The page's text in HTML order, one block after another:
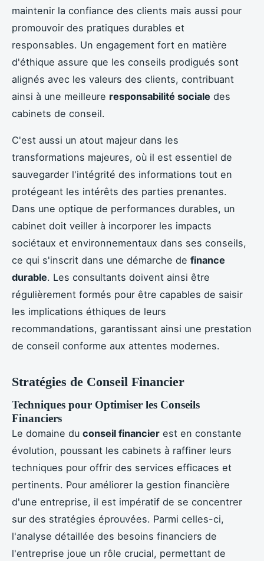
maintenir la confiance des clients mais aussi pour
promouvoir des pratiques durables et
responsables. Un engagement fort en matière
d'éthique assure que les conseils prodigués sont
alignés avec les valeurs des clients, contribuant
ainsi à une meilleure responsabilité sociale des
cabinets de conseil.
C'est aussi un atout majeur dans les
transformations majeures, où il est essentiel de
sauvegarder l'intégrité des informations tout en
protégeant les intérêts des parties prenantes.
Dans une optique de performances durables, un
cabinet doit veiller à incorporer les impacts
sociétaux et environnementaux dans ses conseils,
ce qui s'inscrit dans une démarche de finance
durable. Les consultants doivent ainsi être
régulièrement formés pour être capables de saisir
les implications éthiques de leurs
recommandations, garantissant ainsi une prestation
de conseil conforme aux attentes modernes.
Stratégies de Conseil Financier
Techniques pour Optimiser les Conseils
Financiers
Le domaine du conseil financier est en constante
évolution, poussant les cabinets à raffiner leurs
techniques pour offrir des services efficaces et
pertinents. Pour améliorer la gestion financière
d'une entreprise, il est impératif de se concentrer
sur des stratégies éprouvées. Parmi celles-ci,
l'analyse détaillée des besoins financiers de
l'entreprise joue un rôle crucial, permettant de